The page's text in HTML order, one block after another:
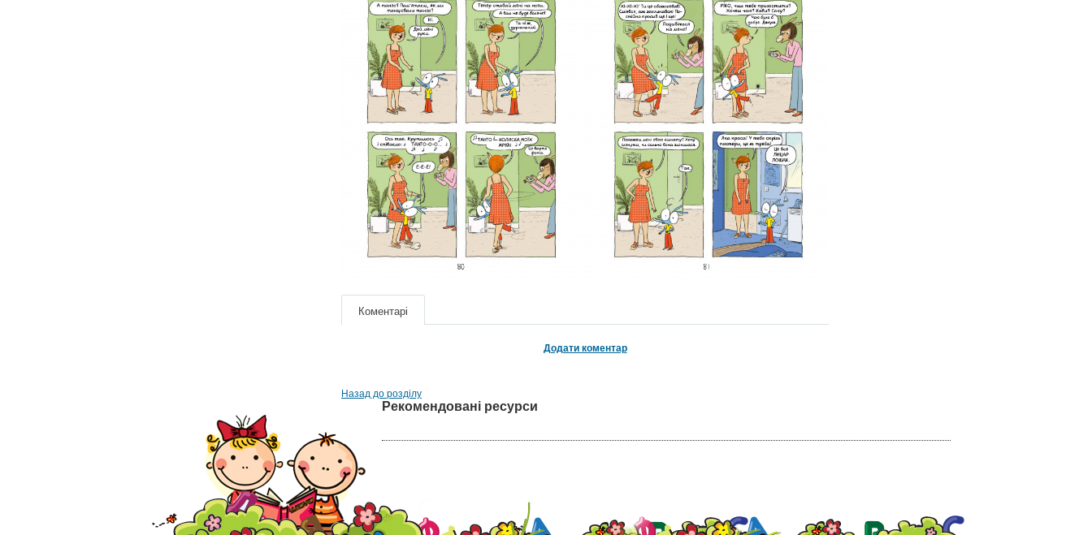
Коментарі
Додати коментар
Назад до розділу
Рекомендовані ресурси